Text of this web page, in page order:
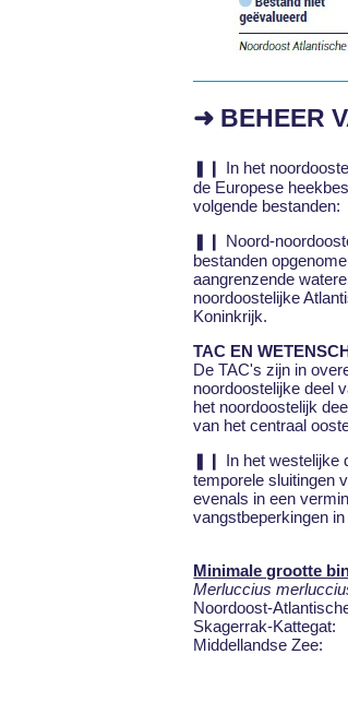
➜ BEHEER
❚❙ In het
de Europese
volgende bestanden:
❚❙ Noord-
bestanden
aangrenzende
noordoostelijke
Koninkrijk.
TAC EN
De TAC's zijn in
noordoostelijke deel
het noordoostelijk
van het centraal
❚❙ In het westelijke
temporele sluitingen
evenals in een
vangstbeperkingen
Minimale grootte
Merluccius
Noordoost-
Skagerrak-
Middellandse